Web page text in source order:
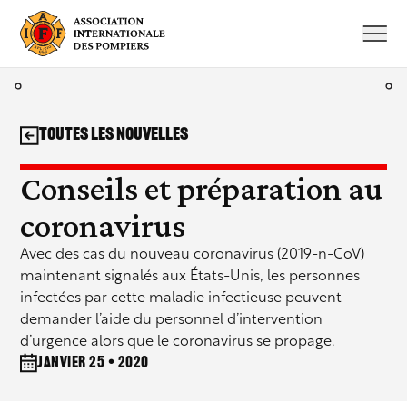
contenu
Conseils et préparation au
coronavirus
Avec des cas du nouveau coronavirus (2019-n-CoV)
maintenant signalés aux États-Unis, les personnes
infectées par cette maladie infectieuse peuvent
demander l’aide du personnel d’intervention
d’urgence alors que le coronavirus se propage.
janvier 25 • 2020
Toutes les nouvelles